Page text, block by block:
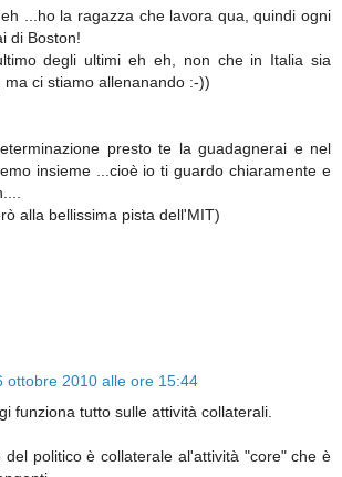
...ho la ragazza che lavora qua, quindi ogni
di Boston!
degli ultimi eh eh, non che in Italia sia
ma ci stiamo allenanando :-))
presto te la guadagnerai e nel
insieme ...cioè io ti guardo chiaramente e
alla bellissima pista dell'MIT)
ottobre 2010 alle ore 15:44
funziona tutto sulle attività collaterali.
del politico è collaterale al'attività "core" che è